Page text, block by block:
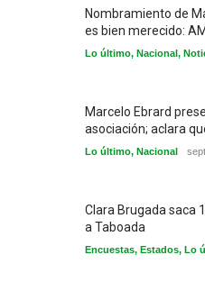
Nombramiento de
es bien merecido:
Lo último, Nacional,
Marcelo Ebrard
asociación; aclara
Lo último, Nacional
Clara Brugada saca
a Taboada
Encuestas, Estados, Lo